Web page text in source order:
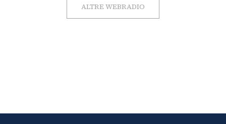
ALTRE WEBRADIO